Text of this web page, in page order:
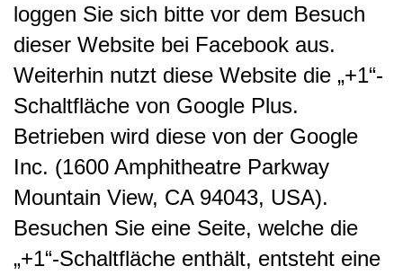
loggen Sie sich bitte vor dem Besuch
dieser Website bei Facebook aus.
Weiterhin nutzt diese Website die „+1“-
Schaltfläche von Google Plus.
Betrieben wird diese von der Google
Inc. (1600 Amphitheatre Parkway
Mountain View, CA 94043, USA).
Besuchen Sie eine Seite, welche die
„+1“-Schaltfläche enthält, entsteht eine